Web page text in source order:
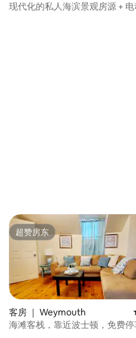
分（满分 5 分），共 57 条评价
现代化的私人海滨景观房源 +
超赞房东
超赞房东
客房 ｜ Weymouth
海滩客栈，靠近波士顿，免费